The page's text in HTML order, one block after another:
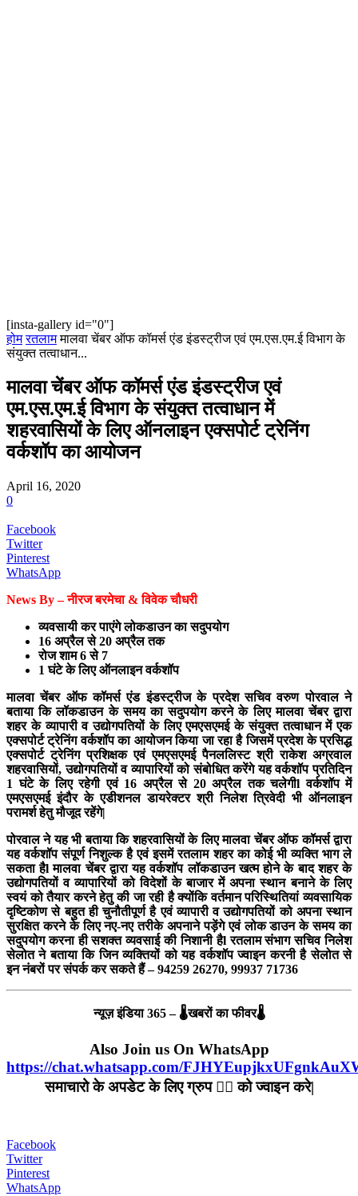
[insta-gallery id="0"]
होम रतलाम मालवा चेंबर ऑफ कॉमर्स एंड इंडस्ट्रीज एवं एम.एस.एम.ई विभाग के
संयुक्त तत्वाधान...
मालवा चेंबर ऑफ कॉमर्स एंड इंडस्ट्रीज एवं
एम.एस.एम.ई विभाग के संयुक्त तत्वाधान में
शहरवासियों के लिए ऑनलाइन एक्सपोर्ट ट्रेनिंग
वर्कशॉप का आयोजन
April 16, 2020
0
Facebook
Twitter
Pinterest
WhatsApp
News By – नीरज बरमेचा & विवेक चौधरी
व्यवसायी कर पाएंगे लोकडाउन का सदुपयोग
16 अप्रैल से 20 अप्रैल तक
रोज शाम 6 से 7
1 घंटे के लिए ऑनलाइन वर्कशॉप
मालवा चेंबर ऑफ कॉमर्स एंड इंडस्ट्रीज के प्रदेश सचिव वरुण पोरवाल ने
बताया कि लॉकडाउन के समय का सदुपयोग करने के लिए मालवा चेंबर द्वारा
शहर के व्यापारी व उद्योगपतियों के लिए एमएसएमई के संयुक्त तत्वाधान में एक
एक्सपोर्ट ट्रेनिंग वर्कशॉप का आयोजन किया जा रहा है जिसमें प्रदेश के प्रसिद्ध
एक्सपोर्ट ट्रेनिंग प्रशिक्षक एवं एमएसएमई पैनललिस्ट श्री राकेश अग्रवाल
शहरवासियों, उद्योगपतियों व व्यापारियों को संबोधित करेंगे यह वर्कशॉप प्रतिदिन
1 घंटे के लिए रहेगी एवं 16 अप्रैल से 20 अप्रैल तक चलेगीl वर्कशॉप में
एमएसएमई इंदौर के एडीशनल डायरेक्टर श्री निलेश त्रिवेदी भी ऑनलाइन
परामर्श हेतु मौजूद रहेंगे|
पोरवाल ने यह भी बताया कि शहरवासियों के लिए मालवा चेंबर ऑफ कॉमर्स द्वारा
यह वर्कशॉप संपूर्ण निशुल्क है एवं इसमें रतलाम शहर का कोई भी व्यक्ति भाग ले
सकता हैl मालवा चेंबर द्वारा यह वर्कशॉप लॉकडाउन खत्म होने के बाद शहर के
उद्योगपतियों व व्यापारियों को विदेशों के बाजार में अपना स्थान बनाने के लिए
स्वयं को तैयार करने हेतु की जा रही है क्योंकि वर्तमान परिस्थितियां व्यवसायिक
दृष्टिकोण से बहुत ही चुनौतीपूर्ण है एवं व्यापारी व उद्योगपतियों को अपना स्थान
सुरक्षित करने के लिए नए-नए तरीके अपनाने पड़ेंगे एवं लोक डाउन के समय का
सदुपयोग करना ही सशक्त व्यवसाई की निशानी हैl रतलाम संभाग सचिव निलेश
सेलोत ने बताया कि जिन व्यक्तियों को यह वर्कशॉप ज्वाइन करनी है सेलोत से
इन नंबरों पर संपर्क कर सकते हैं – 94259 26270, 99937 71736
न्यूज़ इंडिया 365 – 🌡खबरों का फीवर🌡
Also Join us On WhatsApp
https://chat.whatsapp.com/
समाचारो के अपडेट के लिए ग्रुप ☝🏻 को ज्वाइन करे|
Facebook
Twitter
Pinterest
WhatsApp